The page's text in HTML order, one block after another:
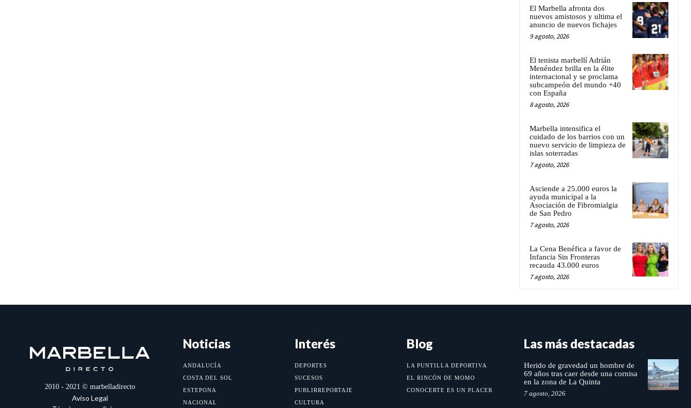
El Marbella afronta dos
nuevos amistosos y ultima el
anuncio de nuevos fichajes
9 agosto, 2026
El tenista marbellí Adrián
Menéndez brilla en la élite
internacional y se proclama
subcampeón del mundo +40
con España
8 agosto, 2026
Marbella intensifica el
cuidado de los barrios con un
nuevo servicio de limpieza de
islas soterradas
7 agosto, 2026
Asciende a 25.000 euros la
ayuda municipal a la
Asociación de Fibromialgia
de San Pedro
7 agosto, 2026
La Cena Benéfica a favor de
Infancia Sin Fronteras
recauda 43.000 euros
7 agosto, 2026
2010 - 2021 © marbelladirecto
Aviso Legal
Noticias
ANDALUCÍA
COSTA DEL SOL
ESTEPONA
NACIONAL
Interés
DEPORTES
SUCESOS
PUBLIRREPORTAJE
CULTURA
Blog
LA PUNTILLA DEPORTIVA
EL RINCÓN DE MOMO
CONOCERTE ES UN PLACER
Las más destacadas
Herido de gravedad un hombre de
69 años tras caer desde una cornisa
en la zona de La Quinta
7 agosto, 2026